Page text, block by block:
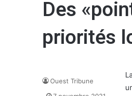
Des
priorités
Ouest Tribune